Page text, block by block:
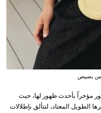
بصيبص
مؤخراً بأحدث ظهور لها، حيث
المعتاد، لتتألق بإطلالات